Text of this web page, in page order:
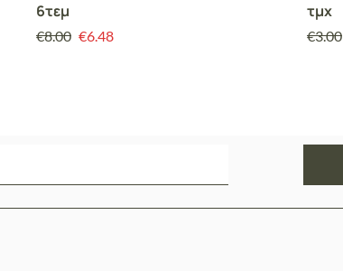
6τεμ
€8.00 €6.48
τμχ
€3.00